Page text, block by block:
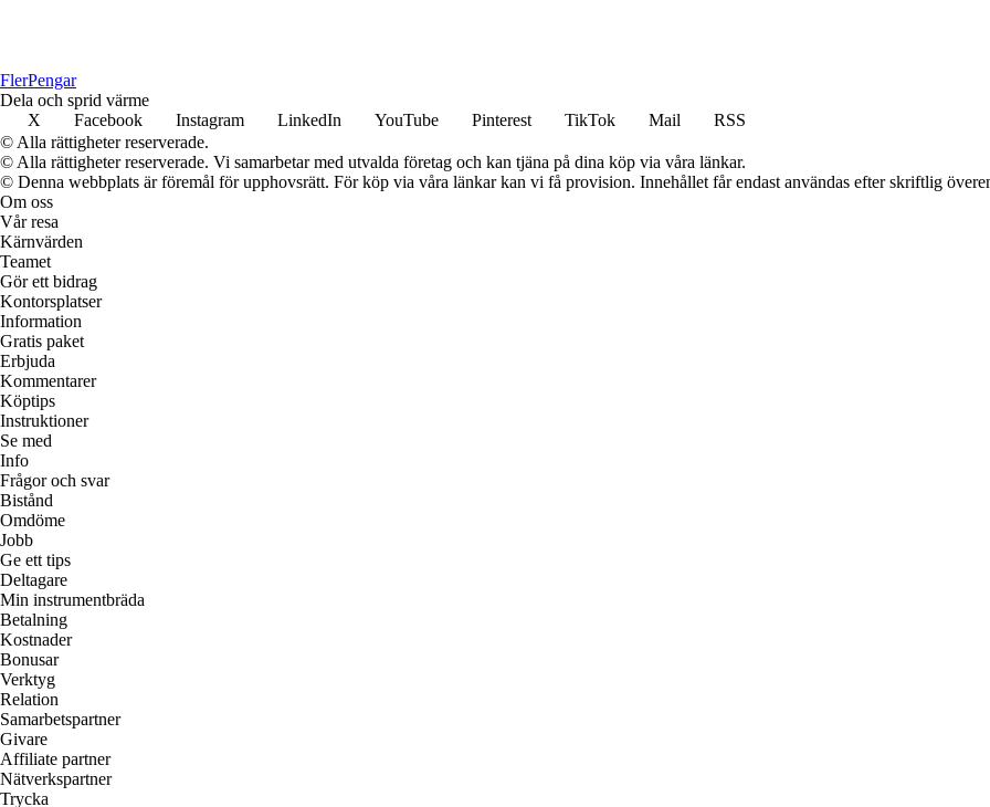
FlerPengar
Dela och sprid värme
X
Facebook Instagram LinkedIn YouTube Pinterest TikTok Mail
RSS
© Alla rättigheter reserverade.
© Alla rättigheter reserverade. Vi samarbetar med utvalda företag och kan tjäna på dina köp via våra länkar.
© Denna webbplats är föremål för upphovsrätt. För köp via våra länkar kan vi få provision. Innehållet får endast användas efter skriftlig
Om oss
Vår resa
Kärnvärden
Teamet
Gör ett bidrag
Kontorsplatser
Information
Gratis paket
Erbjuda
Kommentarer
Köptips
Instruktioner
Se med
Info
Frågor och svar
Bistånd
Omdöme
Jobb
Ge ett tips
Deltagare
Min instrumentbräda
Betalning
Kostnader
Bonusar
Verktyg
Relation
Samarbetspartner
Givare
Affiliate partner
Nätverkspartner
Trycka